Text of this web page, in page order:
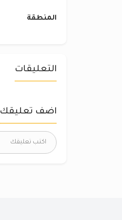
المنطقة
التعليقات
اضف تعليقك